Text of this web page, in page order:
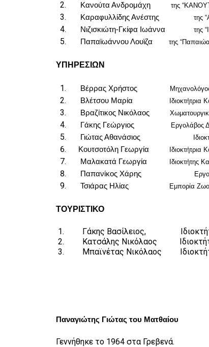
Κανούτα Ανδρομάχη της “ΚΑΝΟΥΤΑ
Καραφυλλίδης Ανέστης της “ΑΦΟΙ
Νιζισκιώτη-Γκίφα Ιωάννα της
Παπαϊωάννου Λουϊζατης
ΥΠΗΡΕΣΙΩΝ
Βέρρας Χρήστος Μηχανολόγος
Βλέτσου Μαρία Ιδιοκτήτρια
Βραζίτικος Νικόλαος
Γάκης Γεώργιος Εργολάβος
Γιώτας Αθανάσιος Ιδιοκτήτης
Κουτσοτόλη Γεωργία Ιδιοκτήτρια
Μαλακατά Γεωργία Ιδιοκτήτης
Παπανίκος Χάρης Εργολάβος
Τσιάρας Ηλίας Εμπορία
ΤΟΥΡΙΣΤΙΚΟ
1. Γάκης Βασίλειος, Ιδιοκτήτης
2. Κατσάλης Νικόλαος Ιδιοκτήτης
3. Μπαϊνέτας Νικόλαος
Παναγιώτης Γιώτας του Ματθαίου
Γεννήθηκε το 1964 στα Γρεβενά.